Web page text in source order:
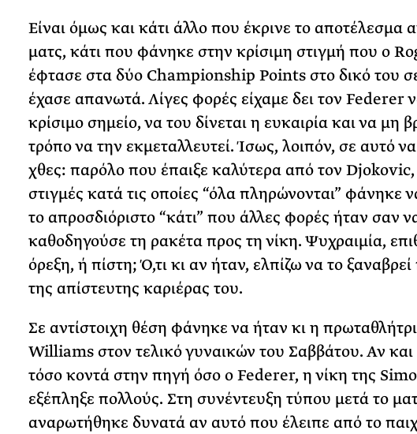
Είναι όμως και κάτι άλλο που έκρινε το αποτέλεσμα
ματς, κάτι που φάνηκε στην κρίσιμη στιγμή που ο
έφτασε στα δύο Championship Points στο δικό του
έχασε απανωτά. Λίγες φορές είχαμε δει τον Federer
κρίσιμο σημείο, να του δίνεται η ευκαιρία και να μη
τρόπο να την εκμεταλλευτεί. Ίσως, λοιπόν, σε αυτό
χθες: παρόλο που έπαιξε καλύτερα από τον Djokovic,
στιγμές κατά τις οποίες “όλα πληρώνονται” φάνηκε
το απροσδιόριστο “κάτι” που άλλες φορές ήταν σαν
καθοδηγούσε τη ρακέτα προς τη νίκη. Ψυχραιμία,
όρεξη, ή πίστη; Ό,τι κι αν ήταν, ελπίζω να το ξαναβρεί
της απίστευτης καριέρας του.
Σε αντίστοιχη θέση φάνηκε να ήταν κι η
Williams στον τελικό γυναικών του Σαββάτου. Αν
τόσο κοντά στην πηγή όσο ο Federer, η νίκη της
εξέπληξε πολλούς. Στη συνέντευξη τύπου μετά το
αναρωτήθηκε δυνατά αν αυτό που έλειπε από το